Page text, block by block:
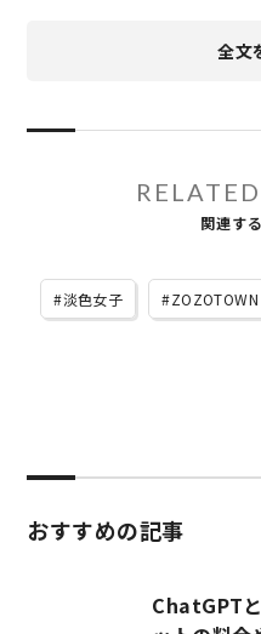
全文
関連す
淡色女子 ZOZOTOWN
おすすめの記事
ChatGPT